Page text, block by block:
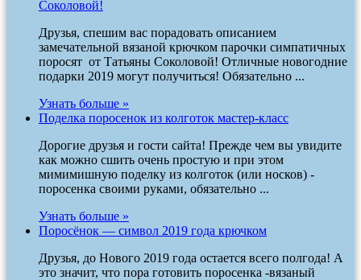
Соколовой!
Друзья, спешим вас порадовать описанием
замечательной вязаной крючком парочки симпатичных
поросят от Татьяны Соколовой! Отличные новогодние
подарки 2019 могут получиться! Обязательно ...
Узнать больше »
Поделка поросенок из колготок мастер-класс
Дорогие друзья и гости сайта! Прежде чем вы увидите
как можно сшить очень простую и при этом
мимимишную поделку из колготок (или носков) -
поросенка своими руками, обязательно ...
Узнать больше »
Поросёнок — символ 2019 года крючком
Друзья, до Нового 2019 года остается всего полгода! А
это значит, что пора готовить поросенка -вязаный